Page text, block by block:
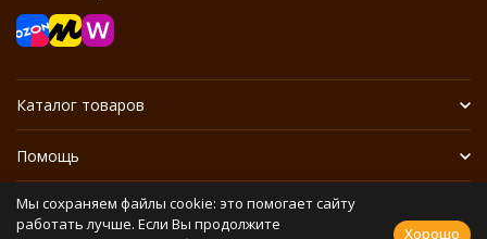
Каталог товаров
Помощь
Информация
Мы сохраняем файлы cookie: это помогает сайту
работать лучше. Если Вы продолжите
Хорошо